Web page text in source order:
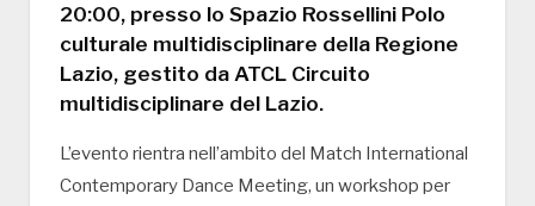
20:00, presso lo Spazio Rossellini Polo
culturale multidisciplinare della Regione
Lazio, gestito da ATCL Circuito
multidisciplinare del Lazio.
L’evento rientra nell’ambito del Match International
Contemporary Dance Meeting, un workshop per